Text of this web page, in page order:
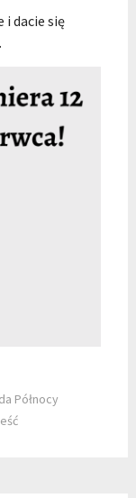
i dacie się
Północy